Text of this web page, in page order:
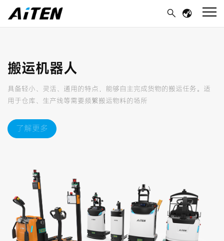
搬运机器人
具备轻小、灵活、通用的特点，能够自主完成货物的搬运任务。适
用于仓库、生产线等需要频繁搬运物料的场所
了解更多